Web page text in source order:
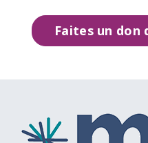
Faites un don